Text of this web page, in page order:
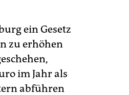
ein Gesetz
zu erhöhen
im Jahr als
abführen